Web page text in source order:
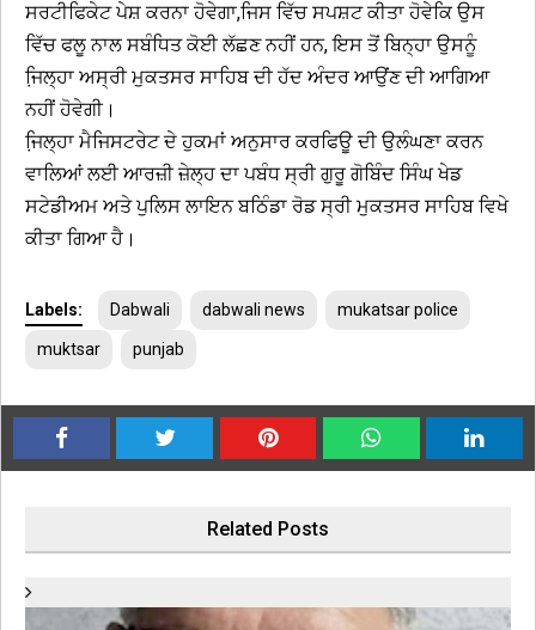
ਸਰਟੀਫਿਕੇਟ ਪੇਸ਼ ਕਰਨਾ ਹੋਵੇਗਾ,ਜਿਸ ਵਿੱਚ ਸਪਸ਼ਟ ਕੀਤਾ ਹੋਵੇਕਿ ਉਸ
ਵਿੱਚ ਫਲੂ ਨਾਲ ਸਬੰਧਿਤ ਕੋਈ ਲੱਛਣ ਨਹੀਂ ਹਨ, ਇਸ ਤੋਂ ਬਿਨ੍ਹਾ ਉਸਨੂੰ
ਜਿ਼ਲ੍ਹਾ ਅਸ੍ਰੀ ਮੁਕਤਸਰ ਸਾਹਿਬ ਦੀ ਹੱਦ ਅੰਦਰ ਆਉਂਣ ਦੀ ਆਗਿਆ
ਨਹੀਂ ਹੋਵੇਗੀ।
ਜਿ਼ਲ੍ਹਾ ਮੈਜਿਸਟਰੇਟ ਦੇ ਹੁਕਮਾਂ ਅਨੁਸਾਰ ਕਰਫਿਊ ਦੀ ਉਲੰਘਣਾ ਕਰਨ
ਵਾਲਿਆਂ ਲਈ ਆਰਜ਼ੀ ਜ਼ੇਲ੍ਹ ਦਾ ਪਬੰਧ ਸ੍ਰੀ ਗੁਰੂ ਗੋਬਿੰਦ ਸਿੰਘ ਖੇਡ
ਸਟੇਡੀਅਮ ਅਤੇ ਪੁਲਿਸ ਲਾਇਨ ਬਠਿੰਡਾ ਰੋਡ ਸ੍ਰੀ ਮੁਕਤਸਰ ਸਾਹਿਬ ਵਿਖੇ
ਕੀਤਾ ਗਿਆ ਹੈ।
Labels: Dabwali dabwali news mukatsar police
muktsar punjab
Related Posts